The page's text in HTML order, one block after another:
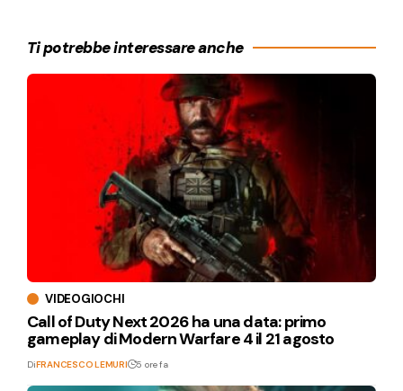
Ti potrebbe interessare anche
VIDEOGIOCHI
Call of Duty Next 2026 ha una data: primo
gameplay di Modern Warfare 4 il 21 agosto
DiFRANCESCO LEMURI 5 ore fa